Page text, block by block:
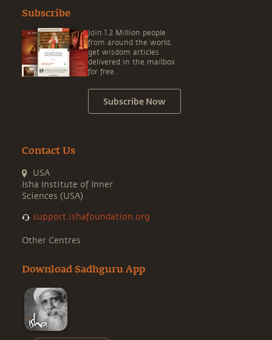
Subscribe
Join 1.2 Million people
from around the world,
get wisdom articles
delivered in the mailbox
for free.
Subscribe Now
Contact Us
USA
Isha Institute of Inner
Sciences (USA)
support.ishafoundation.org
Other Centres
Download Sadhguru App